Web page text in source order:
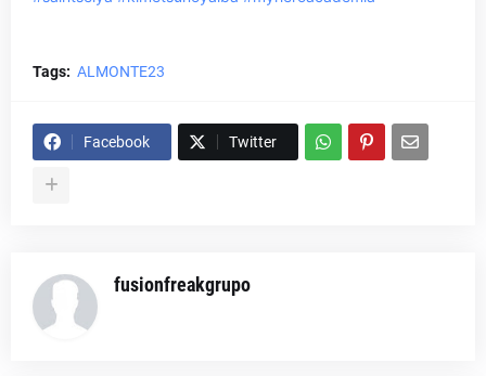
Tags: ALMONTE23
Facebook Twitter
fusionfreakgrupo